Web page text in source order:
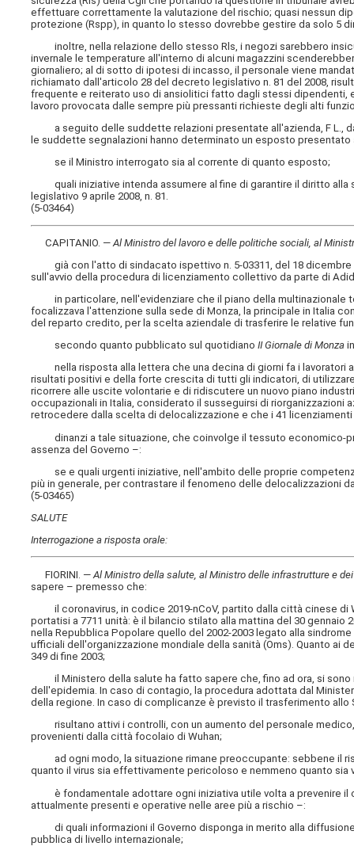
effettuare correttamente la valutazione del rischio; quasi nessun
protezione (Rspp), in quanto lo stesso dovrebbe gestire da solo 5
inoltre, nella relazione dello stesso Rls, i negozi sarebbero
invernale le temperature all'interno di alcuni magazzini
giornaliero; al di sotto di ipotesi di incasso, il personale viene
richiamato dall'articolo 28 del decreto legislativo n. 81 del 2008,
frequente e reiterato uso di ansiolitici fatto dagli stessi
lavoro provocata dalle sempre più pressanti richieste degli alti
a seguito delle suddette relazioni presentate all'azienda, F L.,
le suddette segnalazioni hanno determinato un esposto
se il Ministro interrogato sia al corrente di quanto esposto;
quali iniziative intenda assumere al fine di garantire il diritto alla
legislativo 9 aprile 2008, n. 81.
(5-03464)
CAPITANIO. —Al Ministro del lavoro e delle politiche sociali, al
già con l'atto di sindacato ispettivo n. 5-03311, del 18 dicembre
sull'avvio della procedura di licenziamento collettivo da parte di
in particolare, nell'evidenziare che il piano della multinazionale
focalizzava l'attenzione sulla sede di Monza, la principale in Italia
del reparto credito, per la scelta aziendale di trasferire le relative
secondo quanto pubblicato sul quotidianoII Giornale di Monza
nella risposta alla lettera che una decina di giorni fa i lavoratori
risultati positivi e della forte crescita di tutti gli indicatori, di
ricorrere alle uscite volontarie e di ridiscutere un nuovo piano
occupazionali in Italia, considerato il susseguirsi di riorganizzazioni
retrocedere dalla scelta di delocalizzazione e che i 41
dinanzi a tale situazione, che coinvolge il tessuto economico-
assenza del Governo –:
se e quali urgenti iniziative, nell'ambito delle proprie
più in generale, per contrastare il fenomeno delle delocalizzazioni
(5-03465)
SALUTE
Interrogazione a risposta orale:
FIORINI. —Al Ministro della salute, al Ministro delle infrastrutture e
sapere – premesso che:
il coronavirus, in codice 2019-nCoV, partito dalla città cinese di
portatisi a 7711 unità: è il bilancio stilato alla mattina del 30
nella Repubblica Popolare quello del 2002-2003 legato alla
ufficiali dell'organizzazione mondiale della sanità (Oms). Quanto ai
349 di fine 2003;
il Ministero della salute ha fatto sapere che, fino ad ora, si sono
dell'epidemia. In caso di contagio, la procedura adottata dal
della regione. In caso di complicanze è previsto il trasferimento allo
risultano attivi i controlli, con un aumento del personale medico,
provenienti dalla città focolaio di Wuhan;
ad ogni modo, la situazione rimane preoccupante: sebbene il
quanto il virus sia effettivamente pericoloso e nemmeno quanto sia
è fondamentale adottare ogni iniziativa utile volta a prevenire il
attualmente presenti e operative nelle aree più a rischio –:
di quali informazioni il Governo disponga in merito alla
pubblica di livello internazionale;